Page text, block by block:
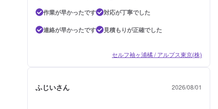
作業が早かったです
対応が丁寧でした
連絡が早かったです
見積もりが正確でした
セルフ袖ヶ浦橘 / アルプス東京(株)
ふじいさん 2026/08/01